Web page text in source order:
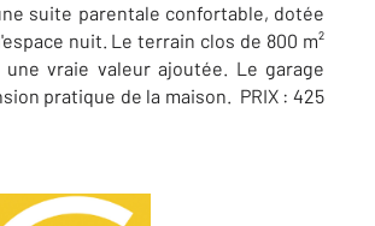
suite parentale confortable, dotée
nuit. Le terrain clos de 800 m²
vraie valeur ajoutée. Le garage
pratique de la maison. PRIX : 425